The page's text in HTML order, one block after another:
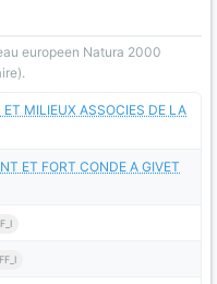
europeen Natura 2000
MILIEUX ASSOCIES DE LA
ET FORT CONDE A GIVET